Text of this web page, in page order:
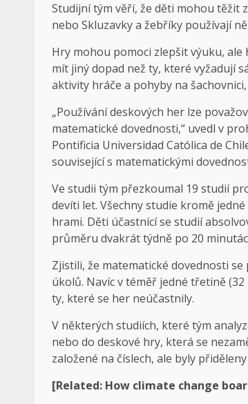
Studijní tým věří, že děti mohou těžit
nebo Skluzavky a žebříky používají
Hry mohou pomoci zlepšit výuku,
mít jiný dopad než ty, které vyžadují
aktivity hráče a pohyby na
„Používání deskových her lze
matematické dovednosti,“ uvedl v
Pontificia Universidad Católica de
související s matematickými
Ve studii tým přezkoumal 19 studií
devíti let. Všechny studie kromě
hrami. Děti účastnící se studií
průměru dvakrát týdně po 20
Zjistili, že matematické dovednosti
úkolů. Navíc v téměř jedné třetině
ty, které se her neúčastnily.
V některých studiích, které tým
nebo do deskové hry, která se
založené na číslech, ale byly
[Related: How climate change